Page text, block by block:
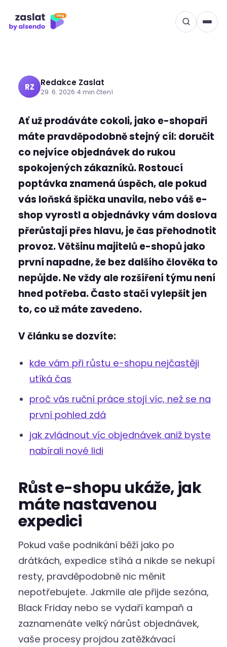
obsahrůst e-shopu bez náboru
nových lidí
RZ Redakce Zaslat
29. 6. 2026·4 min čtení
Ať už prodáváte cokoli, jako e-shopaři
máte pravděpodobně stejný cíl: doručit
co nejvíce objednávek do rukou
spokojených zákazníků. Rostoucí
poptávka znamená úspěch, ale pokud
vás loňská špička unavila, nebo váš e-
shop vyrostl a objednávky vám doslova
přerůstají přes hlavu, je čas přehodnotit
provoz. Většinu majitelů e-shopů jako
první napadne, že bez dalšího člověka to
nepůjde. Ne vždy ale rozšíření týmu není
hned potřeba. Často stačí vylepšit jen
to, co už máte zavedeno.
V článku se dozvíte:
kde vám při růstu e-shopu nejčastěji
utíká čas
proč vás ruční práce stojí víc, než se na
první pohled zdá
jak zvládnout víc objednávek aniž byste
nabírali nové lidi
Růst e-shopu ukáže, jak
máte nastavenou
expedici
Pokud vaše podnikání běží jako po
drátkách, expedice stíhá a nikde se nekupí
resty, pravděpodobně nic měnit
nepotřebujete. Jakmile ale přijde sezóna,
Black Friday nebo se vydaří kampaň a
zaznamenáte velký nárůst objednávek,
vaše procesy projdou zatěžkávací